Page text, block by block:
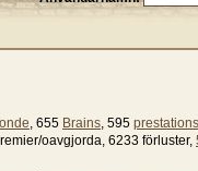
, 655 Brains, 595
oavgjorda, 6233 förluster,